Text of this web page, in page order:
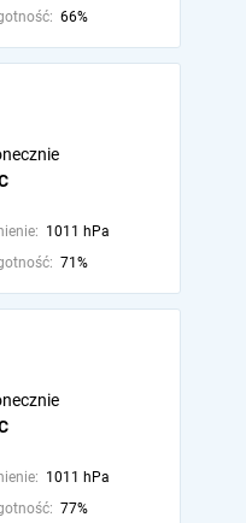
66%
1011 hPa
71%
1011 hPa
77%